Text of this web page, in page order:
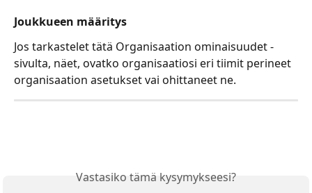
Joukkueen määritys
Jos tarkastelet tätä Organisaation ominaisuudet -
sivulta, näet, ovatko organisaatiosi eri tiimit perineet
organisaation asetukset vai ohittaneet ne.
Vastasiko tämä kysymykseesi?